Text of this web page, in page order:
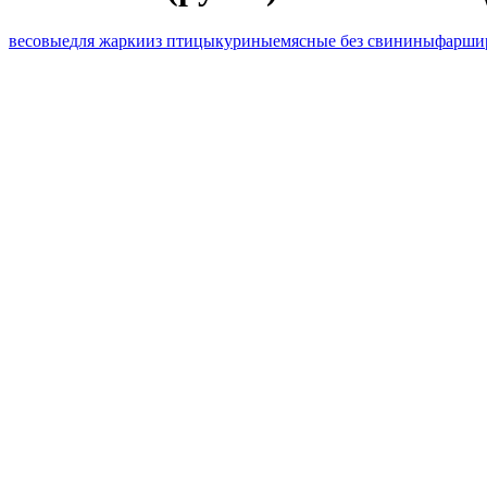
весовыедля жаркииз птицыкуриныемясные без свинины